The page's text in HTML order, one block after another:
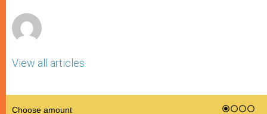
View all articles